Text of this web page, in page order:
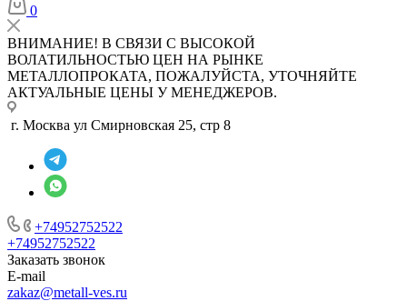
0
ВНИМАНИЕ! В СВЯЗИ С ВЫСОКОЙ
ВОЛАТИЛЬНОСТЬЮ ЦЕН НА РЫНКЕ
МЕТАЛЛОПРОКАТА, ПОЖАЛУЙСТА, УТОЧНЯЙТЕ
АКТУАЛЬНЫЕ ЦЕНЫ У МЕНЕДЖЕРОВ.
г. Москва ул Смирновская 25, стр 8
+74952752522
+74952752522
Заказать звонок
E-mail
zakaz@metall-ves.ru